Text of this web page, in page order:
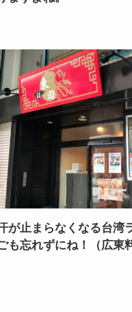
が止まらなくなる台湾
も忘れずにね！（広東